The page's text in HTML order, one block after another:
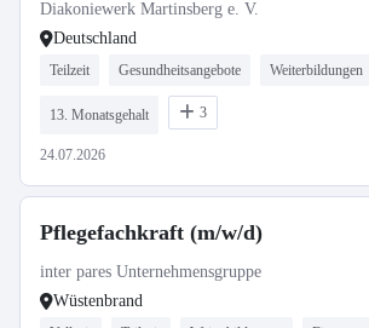
Diakoniewerk Martinsberg e. V.
Deutschland
Teilzeit Gesundheitsangebote Weiterbildungen
13. Monatsgehalt 3
24.07.2026
Pflegefachkraft (m/w/d)
inter pares Unternehmensgruppe
Wüstenbrand